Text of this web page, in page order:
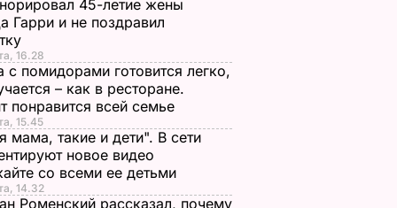
45-летие жены
Гарри и не поздравил
16.28
с помидорами готовится легко,
– как в ресторане.
понравится всей семье
15.45
мама, такие и дети". В сети
новое видео
со всеми ее детьми
14.32
Роменский рассказал, почему